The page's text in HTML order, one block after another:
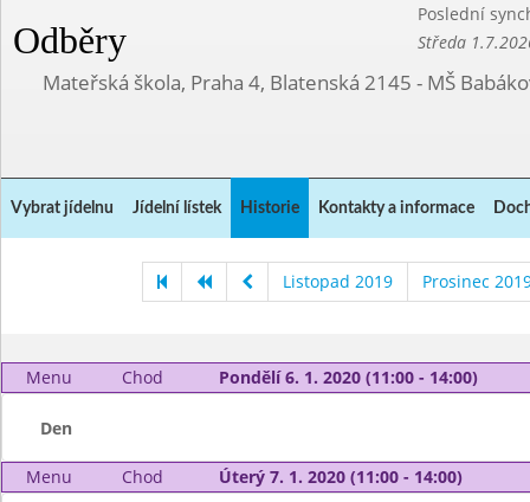
Odběry
Poslední
Středa
Mateřská škola, Praha 4, Blatenská 2145 - MŠ
Vybrat jídelnu Jídelní lístek Historie Kontakty a informace
Listopad 2019 Prosinec
Menu Chod Pondělí 6. 1. 2020 (11:00 - 14:00)
Den
Menu Chod Úterý 7. 1. 2020 (11:00 - 14:00)